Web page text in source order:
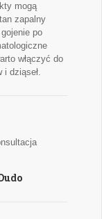
mogą
zapalny
po
włączyć do
i dziąseł.